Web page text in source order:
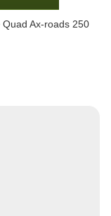
Quad Ax-roads 250